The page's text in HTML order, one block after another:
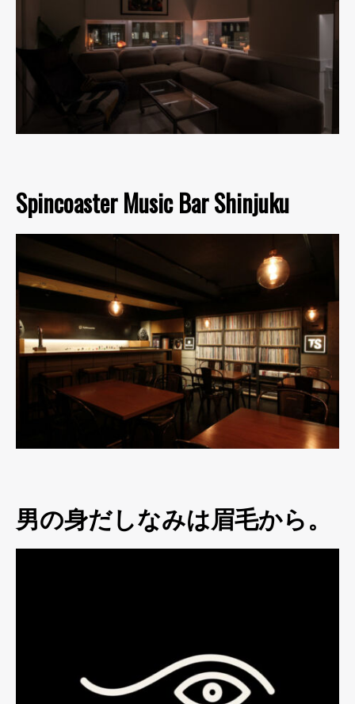
Spincoaster Music Bar Shinjuku
男の身だしなみは眉毛から。